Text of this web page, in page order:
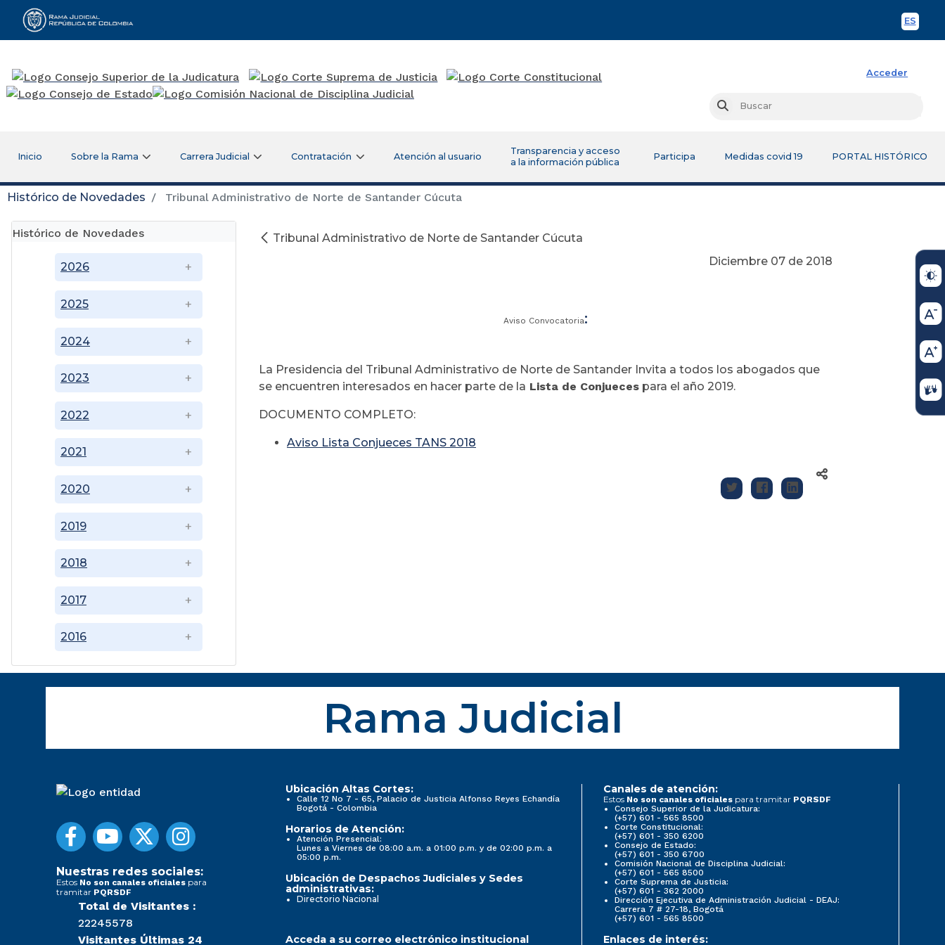
ES
Rama Judicial
Acceder
Buscar
Inicio Sobre la Rama Carrera Judicial Contratación Atención al usuario
Transparencia y acceso
a la información pública
Participa Medidas covid 19 PORTAL HISTÓRICO
Histórico de Novedades Tribunal Administrativo de Norte de Santander Cúcuta
Histórico de Novedades
2016
2017
2018
2019
2020
2021
2022
2023
2024
2025
2026
Tribunal Administrativo de Norte de Santander Cúcuta
Diciembre 07 de 2018
Aviso Convocatoria:
La Presidencia del Tribunal Administrativo de Norte de Santander Invita a todos los abogados que
se encuentren interesados en hacer parte de la Lista de Conjueces para el año 2019.
DOCUMENTO COMPLETO:
Aviso Lista Conjueces TANS 2018
Rama Judicial
Nuestras redes sociales:
Estos No son canales oficiales para
tramitar PQRSDF
Total de Visitantes :
22245578
Visitantes Últimas 24
Ubicación Altas Cortes:
Calle 12 No 7 - 65, Palacio de Justicia Alfonso Reyes Echandía
Bogotá - Colombia
Horarios de Atención:
Atención Presencial:
Lunes a Viernes de 08:00 a.m. a 01:00 p.m. y de 02:00 p.m. a
05:00 p.m.
Ubicación de Despachos Judiciales y Sedes
administrativas:
Directorio Nacional
Canales de atención:
Estos No son canales oficiales para tramitar PQRSDF
Consejo Superior de la Judicatura:
(+57) 601 - 565 8500
Corte Constitucional:
(+57) 601 - 350 6200
Consejo de Estado:
(+57) 601 - 350 6700
Comisión Nacional de Disciplina Judicial:
(+57) 601 - 565 8500
Corte Suprema de Justicia:
(+57) 601 - 362 2000
Dirección Ejecutiva de Administración Judicial - DEAJ:
Carrera 7 # 27-18, Bogotá
(+57) 601 - 565 8500
Acceda a su correo electrónico institucional Enlaces de interés: